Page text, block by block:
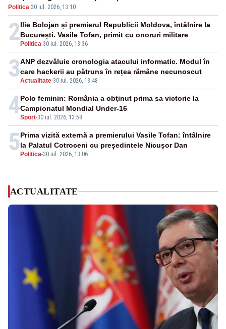
de neîncredere investitorilor”
Politica·30 iul. 2026, 13:10
2 Politica-30 iul. 2026, 13:36
Ilie Bolojan și premierul Republicii Moldova, întâlnire la
București. Vasile Tofan, primit cu onoruri militare
3Actualitate-30 iul. 2026, 13:48
ANP dezvăluie cronologia atacului informatic. Modul în
care hackerii au pătruns în rețea rămâne necunoscut
4Sport-30 iul. 2026, 13:58
Polo feminin: România a obţinut prima sa victorie la
Campionatul Mondial Under-16
5 Politica-30 iul. 2026, 13:06
Prima vizită externă a premierului Vasile Tofan: întâlnire
la Palatul Cotroceni cu președintele Nicușor Dan
ACTUALITATE